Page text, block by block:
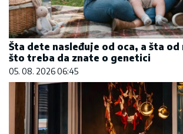
Šta dete nasleđuje od oca, a šta od
što treba da znate o genetici
05. 08. 2026 06:45